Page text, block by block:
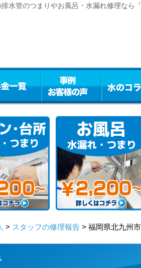
水管のつまりやお風呂・水漏れ修理な
> スタッフの修理報告 > 福岡県北九州